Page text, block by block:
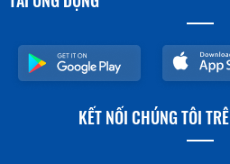
Lịch trình
TẢI ỨNG DỤNG